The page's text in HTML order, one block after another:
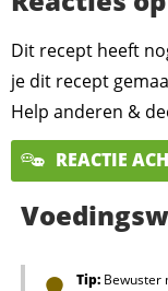
Dit recept heeft
je dit recept
Help anderen &
REACTIE
Tip:Bewuster